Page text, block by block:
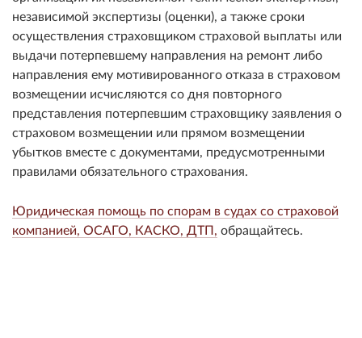
независимой экспертизы (оценки), а также сроки
осуществления страховщиком страховой выплаты или
выдачи потерпевшему направления на ремонт либо
направления ему мотивированного отказа в страховом
возмещении исчисляются со дня повторного
представления потерпевшим страховщику заявления о
страховом возмещении или прямом возмещении
убытков вместе с документами, предусмотренными
правилами обязательного страхования.
Юридическая помощь по спорам в судах со страховой
компанией, ОСАГО, КАСКО, ДТП, обращайтесь.